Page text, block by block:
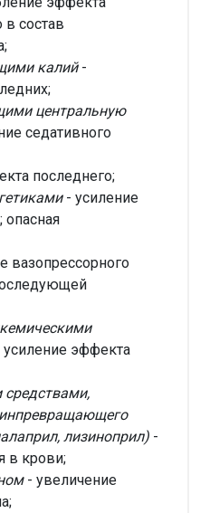
в состав
калий-
центральную
седативного
последнего;
- усиление
опасная
вазопрессорного
эффекта
средствами,
лизиноприл) -
в крови;
- увеличение